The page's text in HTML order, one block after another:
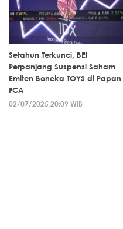
Setahun Terkunci, BEI
Perpanjang Suspensi Saham
Emiten Boneka TOYS di Papan
FCA
02/07/2025 20:09 WIB